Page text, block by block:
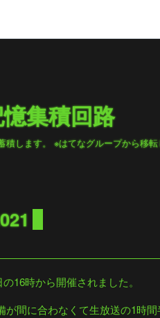
集積回路
積します。 ※はてなグループから移
16時から開催されました。
が間に合わなくて生放送の1時